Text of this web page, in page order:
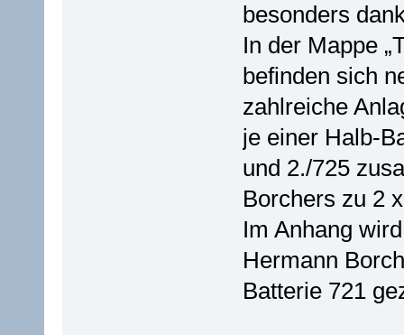
besonders
In der Mappe
befinden sich
zahlreiche
je einer Halb-
und 2./725
Borchers zu 2
Im Anhang
Hermann
Batterie 721